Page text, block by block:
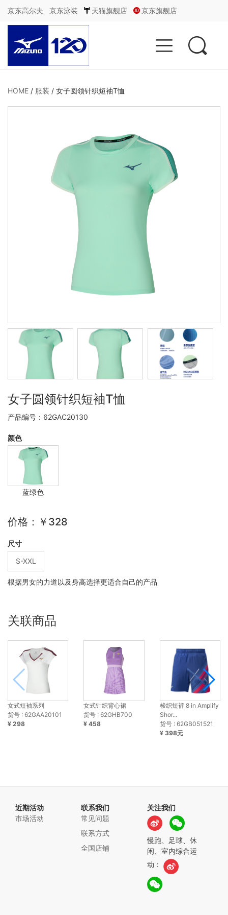
京东高尔夫 京东泳装 天猫旗舰店 京东旗舰店
 
HOME / 服装 / 女子圆领针织短袖T恤
女子圆领针织短袖T恤
产品编号：62GAC20130
颜色
蓝绿色
价格：￥328
尺寸
S-XXL
根据男女的力道以及身高选择更适合自己的产品
关联商品
女式短袖系列
货号 : 62GAA20101
¥ 298
女式针织背心裙
货号 : 62GHB700
¥ 458
梭织短裤 8 in Amplify
Shor...
货号 : 62GB051521
¥ 398元
近期活动
市场活动
联系我们
常见问题
联系方式
全国店铺
关注我们
慢跑、足球、休
闲、室内综合运
动：